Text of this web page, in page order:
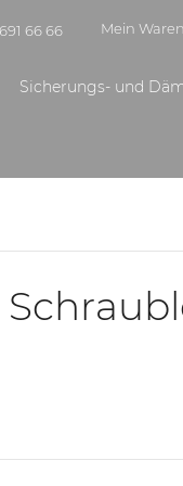
66 66 Mein
Sicherungs- und